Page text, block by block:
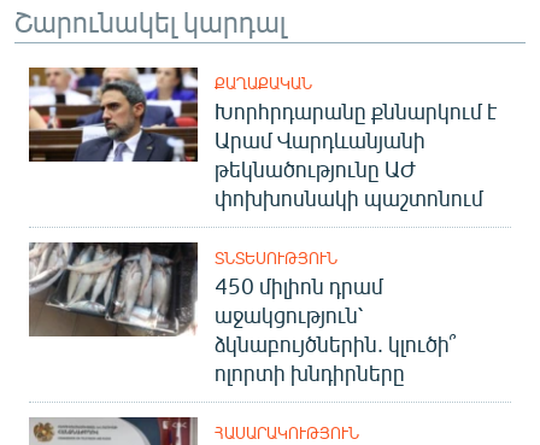
Շարունակել կարդալ
ՔԱՂԱՔԱԿԱՆ
Խորհրդարանը քննարկում է
Արամ Վարդևանյանի
թեկնածությունը ԱԺ
փոխխոսնակի պաշտոնում
ՏՆՏԵՍՈՒԹՅՈՒՆ
450 միլիոն դրամ
աջակցություն՝
ձկնաբույծներին. կլուծի՞
ոլորտի խնդիրները
ՀԱՍԱՐԱԿՈՒԹՅՈՒՆ